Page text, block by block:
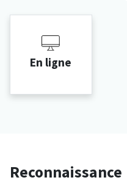
En ligne
Reconnaissance